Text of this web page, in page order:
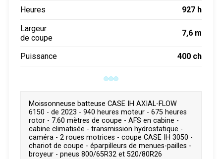
Moissonneuse batteuse CASE IH AXIAL-FLOW
6150 - de 2023 - 940 heures moteur - 675 heures
rotor - 7.60 mètres de coupe - AFS en cabine -
cabine climatisée - transmission hydrostatique -
caméra - 2 roues motrices - coupe CASE IH 3050 -
chariot de coupe - éparpilleurs de menues-pailles -
broyeur - pneus 800/65R32 et 520/80R26
Heures
927 h
Largeur
de coupe
7,6 m
Puissance 400 ch